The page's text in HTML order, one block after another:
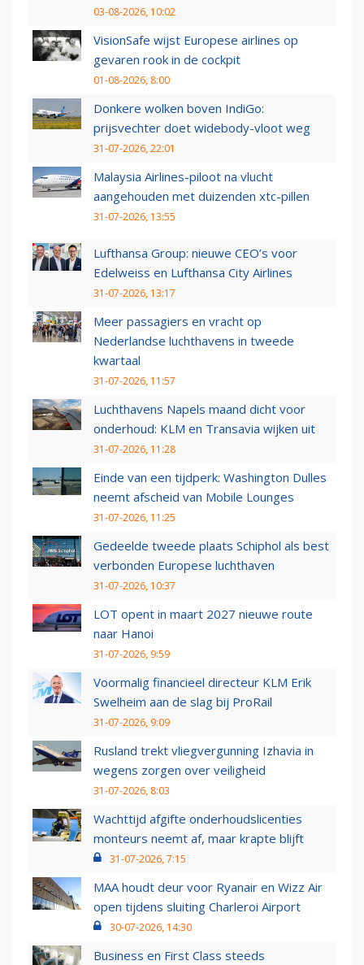
03-08-2026, 10:02
VisionSafe wijst Europese airlines op
gevaren rook in de cockpit
01-08-2026, 8:00
Donkere wolken boven IndiGo:
prijsvechter doet widebody-vloot weg
31-07-2026, 22:01
Malaysia Airlines-piloot na vlucht
aangehouden met duizenden xtc-pillen
31-07-2026, 13:55
Lufthansa Group: nieuwe CEO’s voor
Edelweiss en Lufthansa City Airlines
31-07-2026, 13:17
Meer passagiers en vracht op
Nederlandse luchthavens in tweede
kwartaal
31-07-2026, 11:57
Luchthavens Napels maand dicht voor
onderhoud: KLM en Transavia wijken uit
31-07-2026, 11:28
Einde van een tijdperk: Washington Dulles
neemt afscheid van Mobile Lounges
31-07-2026, 11:25
Gedeelde tweede plaats Schiphol als best
verbonden Europese luchthaven
31-07-2026, 10:37
LOT opent in maart 2027 nieuwe route
naar Hanoi
31-07-2026, 9:59
Voormalig financieel directeur KLM Erik
Swelheim aan de slag bij ProRail
31-07-2026, 9:09
Rusland trekt vliegvergunning Izhavia in
wegens zorgen over veiligheid
31-07-2026, 8:03
Wachttijd afgifte onderhoudslicenties
monteurs neemt af, maar krapte blijft
31-07-2026, 7:15
MAA houdt deur voor Ryanair en Wizz Air
open tijdens sluiting Charleroi Airport
30-07-2026, 14:30
Business en First Class steeds